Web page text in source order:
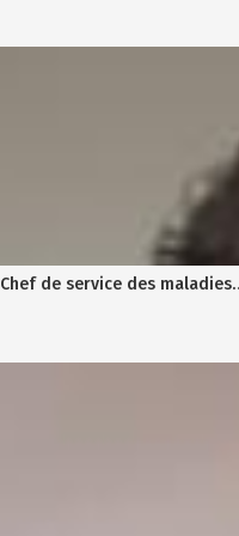
Chef de service des